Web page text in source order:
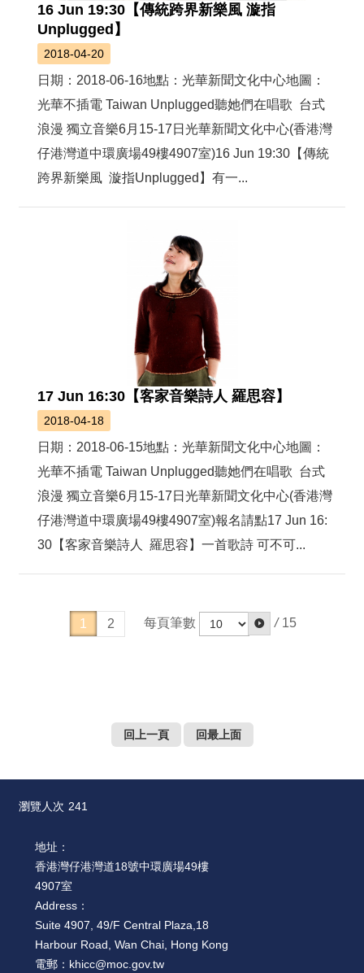
16 Jun 19:30【傳統跨界新樂風 漩指
Unplugged】
2018-04-20
日期：2018-06-16地點：光華新聞文化中心地圖：
光華不插電 Taiwan Unplugged聽她們在唱歌 台式
浪漫 獨立音樂6月15-17日光華新聞文化中心(香港灣
仔港灣道中環廣場49樓4907室) 16 Jun 19:30【傳統
跨界新樂風 漩指Unplugged】有一...
17 Jun 16:30【客家音樂詩人 羅思容】
2018-04-18
日期：2018-06-15地點：光華新聞文化中心地圖：
光華不插電 Taiwan Unplugged聽她們在唱歌 台式
浪漫 獨立音樂6月15-17日光華新聞文化中心(香港灣
仔港灣道中環廣場49樓4907室)報名請點17 Jun 16:
30【客家音樂詩人 羅思容】一首歌詩 可不可...
1 2 每頁筆數 / 15
回上一頁 回最上面
瀏覽人次 241
地址：
香港灣仔港灣道18號中環廣場49樓
4907室
Address：
Suite 4907, 49/F Central Plaza,18
Harbour Road, Wan Chai, Hong Kong
電郵： khicc@moc.gov.tw